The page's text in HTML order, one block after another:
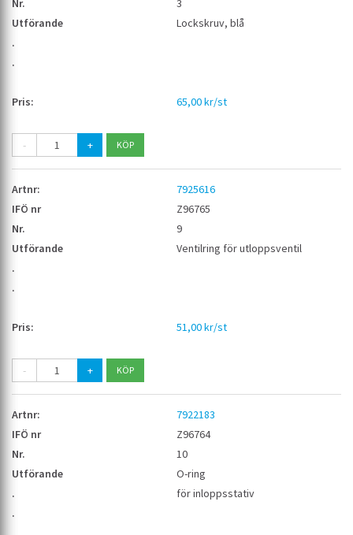
3
Lockskruv, blå
65,00 kr/st
- +
7925616
Z96765
9
Ventilring för utloppsventil
51,00 kr/st
- +
7922183
Z96764
10
O-ring
för inloppsstativ